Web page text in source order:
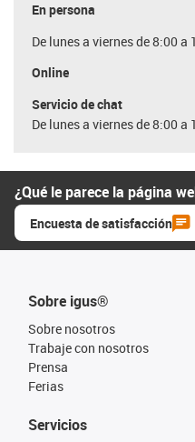
En persona
De lunes a viernes de 8:00 a
Online
Servicio de chat
De lunes a viernes de 8:00 a
¿Qué le parece la página
Encuesta de satisfacción
Sobre igus®
Sobre nosotros
Trabaje con nosotros
Prensa
Ferias
Servicios